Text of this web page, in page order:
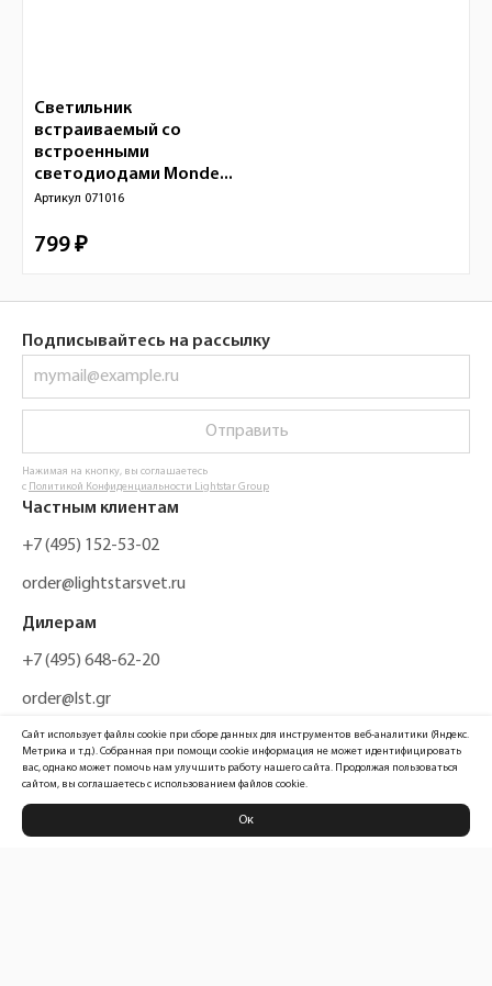
Светильник
встраиваемый со
встроенными
светодиодами Monde...
Артикул 071016
799 ₽
Подписывайтесь на рассылку
Отправить
Нажимая на кнопку, вы соглашаетесь
с Политикой Конфиденциальности Lightstar Group
Частным клиентам
+7 (495) 152-53-02
order@lightstarsvet.ru
Дилерам
+7 (495) 648-62-20
order@lst.gr
Политика конфиденциальности
Сайт использует файлы cookie при сборе данных для инструментов веб-аналитики (Яндекс.
Метрика и т.д.). Собранная при помощи cookie информация не может идентифицировать
вас, однако может помочь нам улучшить работу нашего сайта. Продолжая пользоваться
сайтом, вы соглашаетесь с использованием файлов cookie.
Ок